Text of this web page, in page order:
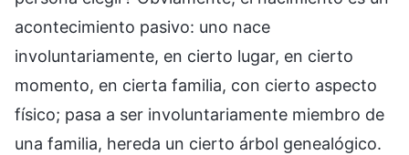
acontecimiento pasivo: uno nace
involuntariamente, en cierto lugar, en cierto
momento, en cierta familia, con cierto aspecto
físico; pasa a ser involuntariamente miembro de
una familia, hereda un cierto árbol genealógico.